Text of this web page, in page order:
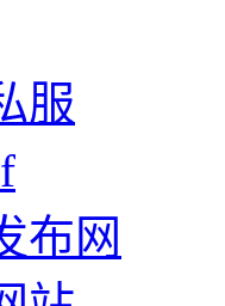
服
布网